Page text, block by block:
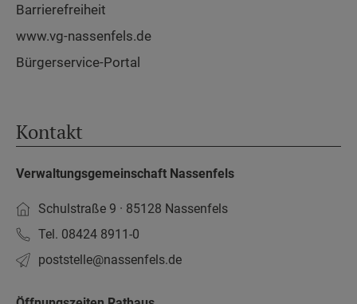
Barrierefreiheit
www.vg-nassenfels.de
Bürgerservice-Portal
Kontakt
Verwaltungsgemeinschaft Nassenfels
Schulstraße 9 · 85128 Nassenfels
Tel. 08424 8911-0
poststelle­@nassenfels.de